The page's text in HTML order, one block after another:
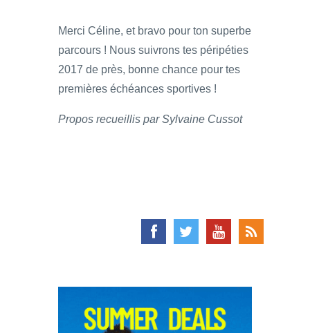
Merci Céline, et bravo pour ton superbe
parcours ! Nous suivrons tes péripéties
2017 de près, bonne chance pour tes
premières échéances sportives !
Propos recueillis par Sylvaine Cussot